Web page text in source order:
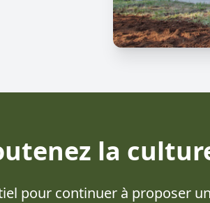
la
pour continuer à proposer